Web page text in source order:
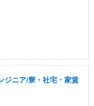
ジニア/寮・社宅・家賃